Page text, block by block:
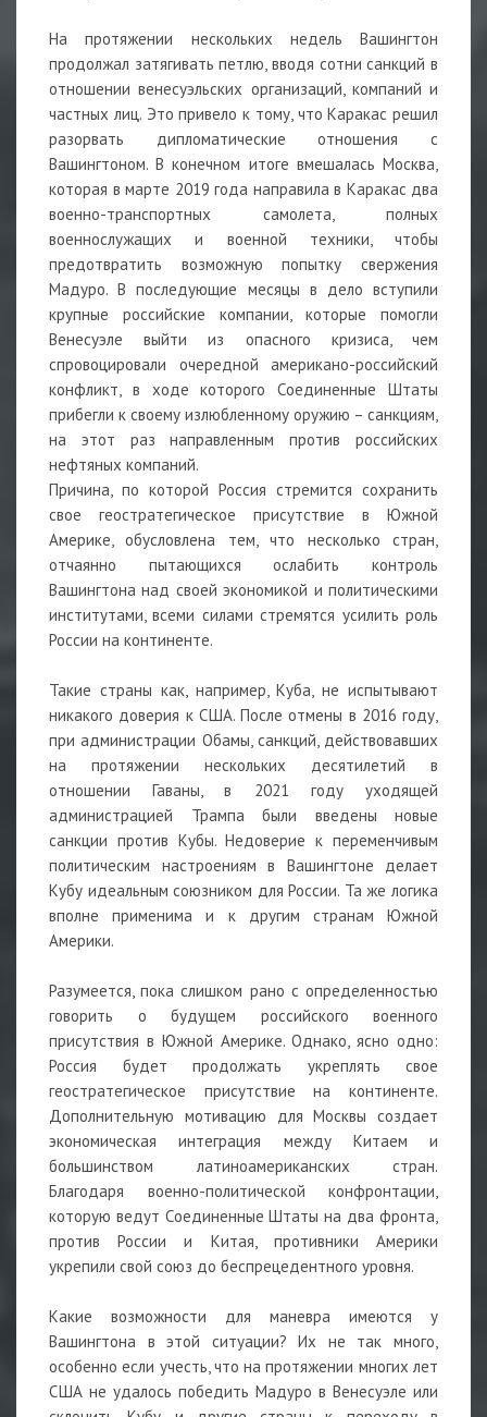
На протяжении нескольких недель Вашингтон
продолжал затягивать петлю, вводя сотни санкций в
отношении венесуэльских организаций, компаний и
частных лиц. Это привело к тому, что Каракас решил
разорвать дипломатические отношения с
Вашингтоном. В конечном итоге вмешалась Москва,
которая в марте 2019 года направила в Каракас два
военно-транспортных самолета, полных
военнослужащих и военной техники, чтобы
предотвратить возможную попытку свержения
Мадуро. В последующие месяцы в дело вступили
крупные российские компании, которые помогли
Венесуэле выйти из опасного кризиса, чем
спровоцировали очередной американо-российский
конфликт, в ходе которого Соединенные Штаты
прибегли к своему излюбленному оружию – санкциям,
на этот раз направленным против российских
нефтяных компаний.
Причина, по которой Россия стремится сохранить
свое геостратегическое присутствие в Южной
Америке, обусловлена тем, что несколько стран,
отчаянно пытающихся ослабить контроль
Вашингтона над своей экономикой и политическими
институтами, всеми силами стремятся усилить роль
России на континенте.
Такие страны как, например, Куба, не испытывают
никакого доверия к США. После отмены в 2016 году,
при администрации Обамы, санкций, действовавших
на протяжении нескольких десятилетий в
отношении Гаваны, в 2021 году уходящей
администрацией Трампа были введены новые
санкции против Кубы. Недоверие к переменчивым
политическим настроениям в Вашингтоне делает
Кубу идеальным союзником для России. Та же логика
вполне применима и к другим странам Южной
Америки.
Разумеется, пока слишком рано с определенностью
говорить о будущем российского военного
присутствия в Южной Америке. Однако, ясно одно:
Россия будет продолжать укреплять свое
геостратегическое присутствие на континенте.
Дополнительную мотивацию для Москвы создает
экономическая интеграция между Китаем и
большинством латиноамериканских стран.
Благодаря военно-политической конфронтации,
которую ведут Соединенные Штаты на два фронта,
против России и Китая, противники Америки
укрепили свой союз до беспрецедентного уровня.
Какие возможности для маневра имеются у
Вашингтона в этой ситуации? Их не так много,
особенно если учесть, что на протяжении многих лет
США не удалось победить Мадуро в Венесуэле или